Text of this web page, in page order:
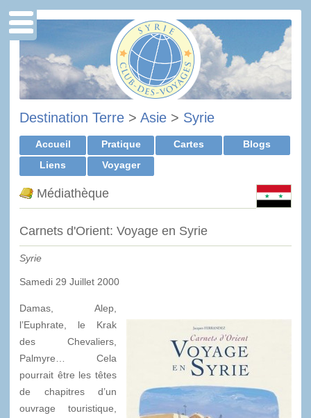
Destination Terre > Asie > Syrie
Accueil Pratique Cartes
Blogs
Liens
Voyager
Médiathèque
Carnets d'Orient: Voyage en Syrie
Syrie
Samedi 29 Juillet 2000
Damas, Alep,
l’Euphrate, le Krak
des Chevaliers,
Palmyre… Cela
pourrait être les têtes
de chapitres d’un
ouvrage touristique,